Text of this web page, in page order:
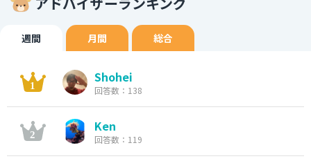
週間 月間 総合
Shohei
回答数：138
Ken
回答数：119